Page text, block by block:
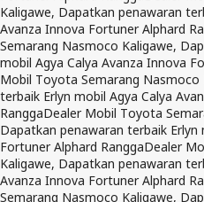
Kaligawe, Dapatkan penawaran
Avanza Innova Fortuner Alphard
Semarang Nasmoco Kaligawe,
mobil Agya Calya Avanza Innova
Mobil Toyota Semarang
terbaik Erlyn mobil Agya Calya
RanggaDealer Mobil Toyota
Dapatkan penawaran terbaik Erlyn
Fortuner Alphard RanggaDealer
Kaligawe, Dapatkan penawaran
Avanza Innova Fortuner Alphard
Semarang Nasmoco Kaligawe,